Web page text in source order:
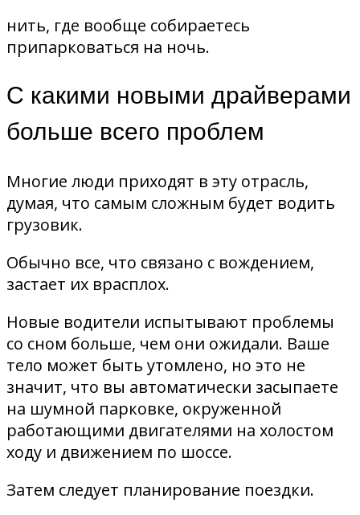
нить, где вообще собираетесь
припарковаться на ночь.
С какими новыми драйверами
больше всего проблем
Многие люди приходят в эту отрасль,
думая, что самым сложным будет водить
грузовик.
Обычно все, что связано с вождением,
застает их врасплох.
Новые водители испытывают проблемы
со сном больше, чем они ожидали. Ваше
тело может быть утомлено, но это не
значит, что вы автоматически засыпаете
на шумной парковке, окруженной
работающими двигателями на холостом
ходу и движением по шоссе.
Затем следует планирование поездки.